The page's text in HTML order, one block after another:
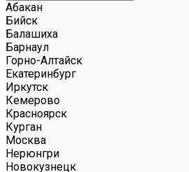
Абакан
Бийск
Балашиха
Барнаул
Горно-Алтайск
Екатеринбург
Иркутск
Кемерово
Красноярск
Курган
Москва
Нерюнгри
Новокузнецк